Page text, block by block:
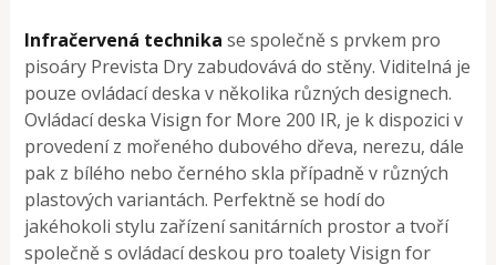
Infračervená technika se společně s prvkem pro
pisoáry Prevista Dry zabudovává do stěny. Viditelná je
pouze ovládací deska v několika různých designech.
Ovládací deska Visign for More 200 IR, je k dispozici v
provedení z mořeného dubového dřeva, nerezu, dále
pak z bílého nebo černého skla případně v různých
plastových variantách. Perfektně se hodí do
jakéhokoli stylu zařízení sanitárních prostor a tvoří
společně s ovládací deskou pro toalety Visign for